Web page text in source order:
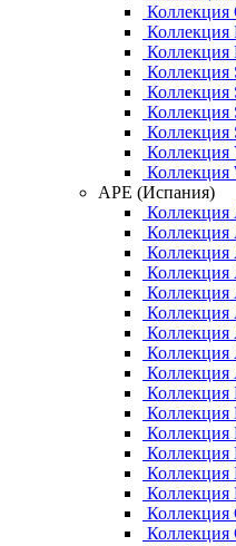
Коллекция
Коллекция
Коллекция
Коллекция
Коллекция
Коллекция
Коллекция
Коллекция
Коллекция
APE (Испания)
Коллекция
Коллекция
Коллекция
Коллекция
Коллекция
Коллекция
Коллекция
Коллекция
Коллекция
Коллекция
Коллекция
Коллекция
Коллекция
Коллекция